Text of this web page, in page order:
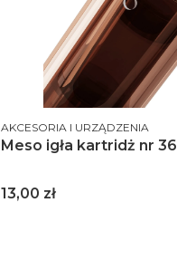
PRODUCENT
AKCESORIA I URZĄDZENIA
Meso igła kartridż nr 36
Cena
13,00 zł